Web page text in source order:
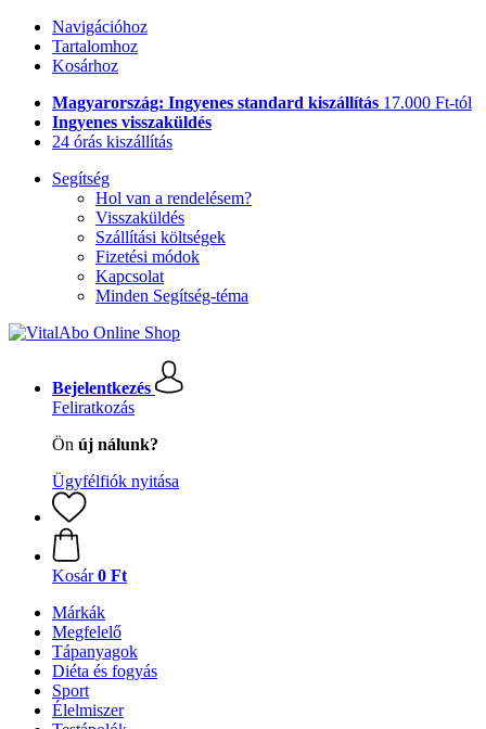
Navigációhoz
Tartalomhoz
Kosárhoz
Magyarország: Ingyenes standard kiszállítás 17.000 Ft-tól
Ingyenes visszaküldés
24 órás kiszállítás
Segítség
Hol van a rendelésem?
Visszaküldés
Szállítási költségek
Fizetési módok
Kapcsolat
Minden Segítség-téma
Bejelentkezés
Feliratkozás
Ön új nálunk?
Ügyfélfiók nyitása
Kosár 0 Ft
Márkák
Megfelelő
Tápanyagok
Diéta és fogyás
Sport
Élelmiszer